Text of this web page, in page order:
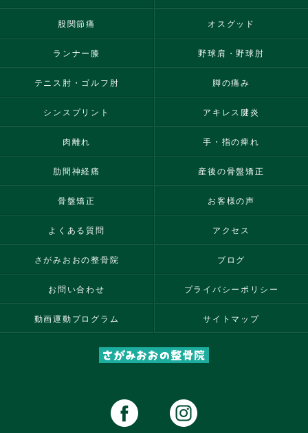
股関節痛 オスグッド
ランナー膝 野球肩・野球肘
テニス肘・ゴルフ肘 脚の痛み
シンスプリント アキレス腱炎
肉離れ 手・指の痺れ
肋間神経痛 産後の骨盤矯正
骨盤矯正 お客様の声
よくある質問 アクセス
さがみおおの整骨院 ブログ
お問い合わせ プライバシーポリシー
動画運動プログラム サイトマップ